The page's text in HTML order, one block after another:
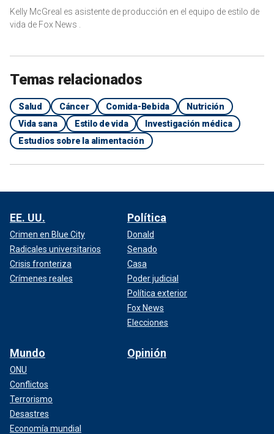
Kelly McGreal es asistente de producción en el equipo de estilo de
vida de Fox News .
Temas relacionados
Salud Cáncer Comida-Bebida
Nutrición
Vida sana
Estilo de vida
Investigación médica
Estudios sobre la alimentación
EE. UU.
Crimen en Blue City
Radicales universitarios
Crisis fronteriza
Crímenes reales
Política
Donald
Senado
Casa
Poder judicial
Política exterior
Fox News
Elecciones
Mundo
ONU
Conflictos
Terrorismo
Desastres
Economía mundial
Opinión